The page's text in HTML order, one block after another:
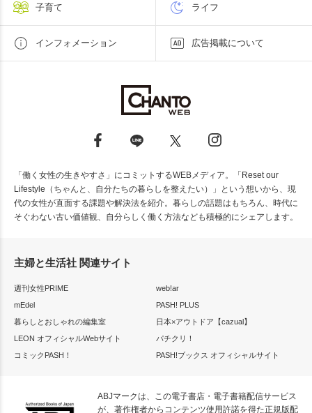
子育て ライフ
インフォメーション 広告掲載について
「働く女性の生きやすさ」にコミットするWEBメディア。「Reset our
Lifestyle（ちゃんと、自分たちの暮らしを整えたい）」という想いから、現
代の女性が直面する課題や解決法を紹介。暮らしの話題はもちろん、時代に
そぐわない古い価値観、自分らしく働く方法なども積極的にシェアします。
主婦と生活社 関連サイト
週刊女性PRIME
web!ar
mEdel
PASH! PLUS
暮らしとおしゃれの編集室
日本×アウトドア【cazual】
LEON オフィシャルWebサイト
パチクリ！
コミックPASH！
PASH!ブックス オフィシャルサイト
ABJマークは、この電子書店・電子書籍配信サービス
が、著作権者からコンテンツ使用許諾を得た正規版配